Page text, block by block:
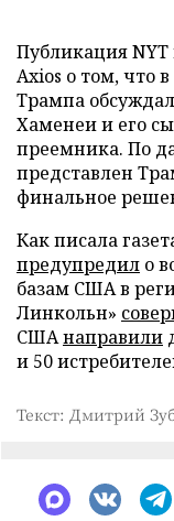
Публикация
Axios о том, что
Трампа
Хаменеи и его
преемника. По
представлен
финальное
Как писала
предупредил о
базам США в
Линкольн»
СШАнаправили
и 50
Текст: Дмитрий